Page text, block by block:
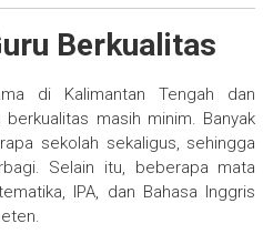
Berkualitas
di Kalimantan Tengah dan
berkualitas masih minim. Banyak
sekolah sekaligus, sehingga
Selain itu, beberapa mata
IPA, dan Bahasa Inggris